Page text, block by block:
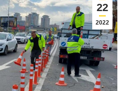
22
2022